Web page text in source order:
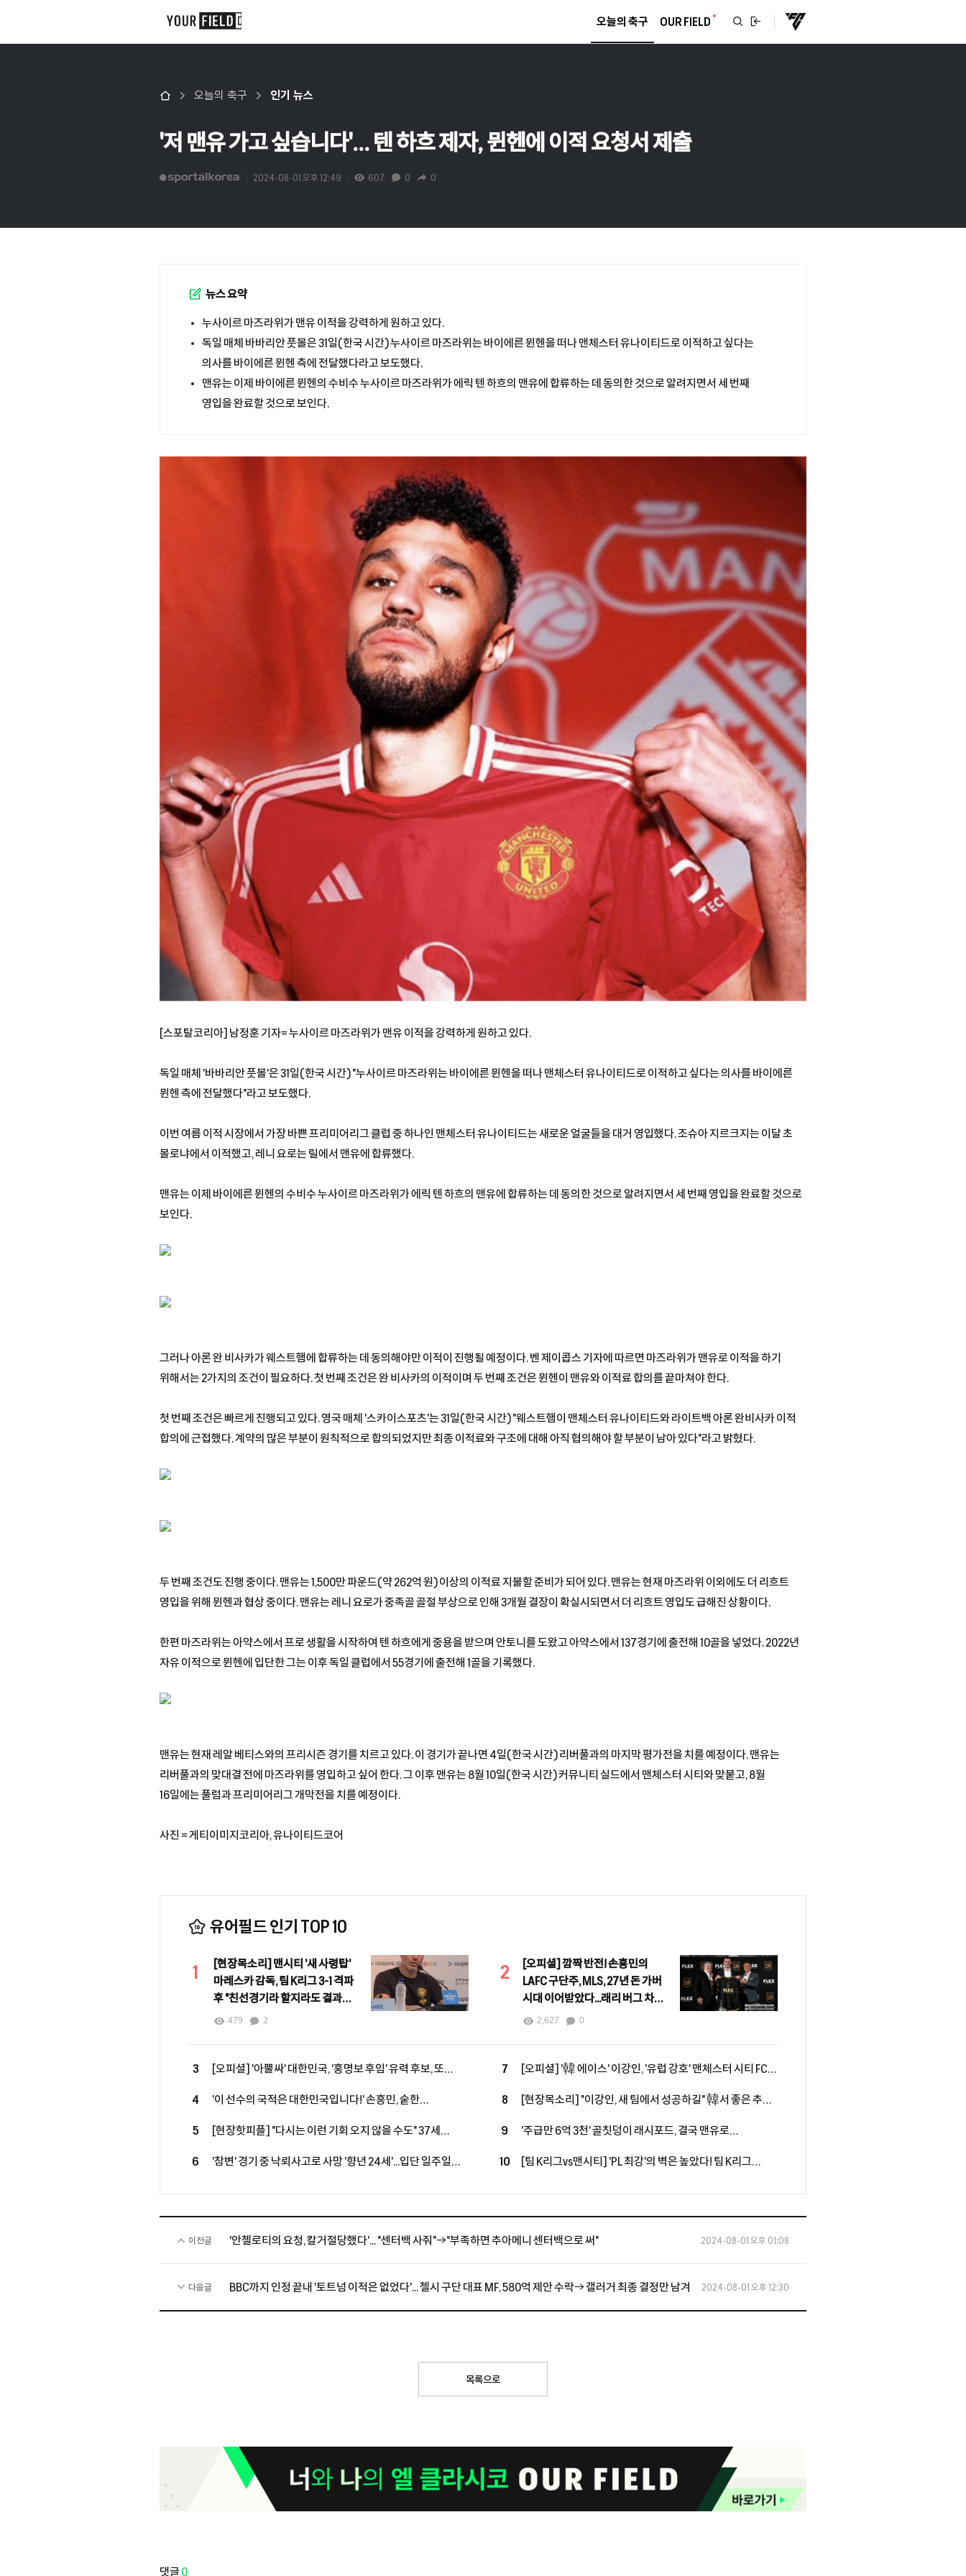
오늘의 축구 OUR FIELD
오늘의 축구 인기 뉴스
'저 맨유 가고 싶습니다'... 텐 하흐 제자, 뮌헨에 이적 요청서 제출
2024-08-01 오후 12:49 607 0 0
뉴스 요약
누사이르 마즈라위가 맨유 이적을 강력하게 원하고 있다.
독일 매체 바바리안 풋볼은 31일(한국 시간) 누사이르 마즈라위는 바이에른 뮌헨을 떠나 맨체스터 유나이티드로 이적하고 싶다는
의사를 바이에른 뮌헨 측에 전달했다라고 보도했다.
맨유는 이제 바이에른 뮌헨의 수비수 누사이르 마즈라위가 에릭 텐 하흐의 맨유에 합류하는 데 동의한 것으로 알려지면서 세 번째
영입을 완료할 것으로 보인다.
[스포탈코리아] 남정훈 기자= 누사이르 마즈라위가 맨유 이적을 강력하게 원하고 있다.
독일 매체 '바바리안 풋볼'은 31일(한국 시간) "누사이르 마즈라위는 바이에른 뮌헨을 떠나 맨체스터 유나이티드로 이적하고 싶다는 의사를 바이에른
뮌헨 측에 전달했다"라고 보도했다.
이번 여름 이적 시장에서 가장 바쁜 프리미어리그 클럽 중 하나인 맨체스터 유나이티드는 새로운 얼굴들을 대거 영입했다. 조슈아 지르크지는 이달 초
볼로냐에서 이적했고, 레니 요로는 릴에서 맨유에 합류했다.
맨유는 이제 바이에른 뮌헨의 수비수 누사이르 마즈라위가 에릭 텐 하흐의 맨유에 합류하는 데 동의한 것으로 알려지면서 세 번째 영입을 완료할 것으로
보인다.
그러나 아론 완 비사카가 웨스트햄에 합류하는 데 동의해야만 이적이 진행될 예정이다. 벤 제이콥스 기자에 따르면 마즈라위가 맨유로 이적을 하기
위해서는 2가지의 조건이 필요하다. 첫 번째 조건은 완 비사카의 이적이며 두 번째 조건은 뮌헨이 맨유와 이적료 합의를 끝마쳐야 한다.
첫 번째 조건은 빠르게 진행되고 있다. 영국 매체 '스카이스포츠'는 31일(한국 시간) "웨스트햄이 맨체스터 유나이티드와 라이트백 아론 완비사카 이적
합의에 근접했다. 계약의 많은 부분이 원칙적으로 합의되었지만 최종 이적료와 구조에 대해 아직 협의해야 할 부분이 남아 있다"라고 밝혔다.
두 번째 조건도 진행 중이다. 맨유는 1,500만 파운드(약 262억 원) 이상의 이적료 지불할 준비가 되어 있다. 맨유는 현재 마즈라위 이외에도 더 리흐트
영입을 위해 뮌헨과 협상 중이다. 맨유는 레니 요로가 중족골 골절 부상으로 인해 3개월 결장이 확실시되면서 더 리흐트 영입도 급해진 상황이다.
한편 마즈라위는 아약스에서 프로 생활을 시작하여 텐 하흐에게 중용을 받으며 안토니를 도왔고 아약스에서 137경기에 출전해 10골을 넣었다. 2022년
자유 이적으로 뮌헨에 입단한 그는 이후 독일 클럽에서 55경기에 출전해 1골을 기록했다.
맨유는 현재 레알 베티스와의 프리시즌 경기를 치르고 있다. 이 경기가 끝나면 4일(한국 시간) 리버풀과의 마지막 평가전을 치를 예정이다. 맨유는
리버풀과의 맞대결 전에 마즈라위를 영입하고 싶어 한다. 그 이후 맨유는 8월 10일(한국 시간) 커뮤니티 실드에서 맨체스터 시티와 맞붙고, 8월
16일에는 풀럼과 프리미어리그 개막전을 치를 예정이다.
사진 = 게티이미지코리아, 유나이티드코어
유어필드 인기 TOP 10
1
[현장목소리] 맨시티 '새 사령탑'
마레스카 감독, 팀 K리그 3-1 격파
후 "친선경기라 할지라도 결과는
중요"
479 2
2
[오피셜] 깜짝 반전! 손흥민의
LAFC 구단주, MLS, 27년 돈 가버
시대 이어받았다...래리 버그 차기
커미셔너로 선임
2,627 0
3
[오피셜] '아뿔싸' 대한민국, '홍명보 후임' 유력 후보, 또
복귀 성사
4
'이 선수의 국적은 대한민국입니다!' 손흥민, 숱한
5
[현장핫피플] "다시는 이런 기회 오지 않을 수도" 37세
기회"
6
'참변' 경기 중 낙뢰사고로 사망 '향년 24세'...입단 일주일
7
[오피셜] '韓 에이스' 이강인, '유럽 강호' 맨체스터 시티 FC와
발탁
8
[현장목소리] "이강인, 새 팀에서 성공하길" 韓서 좋은 추억
9
'주급만 6억 3천' 골칫덩이 래시포드, 결국 맨유로
10
[팀 K리그vs맨시티] 'PL 최강'의 벽은 높았다! 팀 K리그
이전글 '안첼로티의 요청, 칼거절당했다'... "센터백 사줘"→"부족하면 추아메니 센터백으로 써" 2024-08-01 오후 01:08
다음글 BBC까지 인정 끝내 '토트넘 이적은 없었다'... 첼시 구단 대표 MF, 580억 제안 수락→ 갤러거 최종 결정만 남겨 2024-08-01 오후 12:30
목록으로
댓글 0